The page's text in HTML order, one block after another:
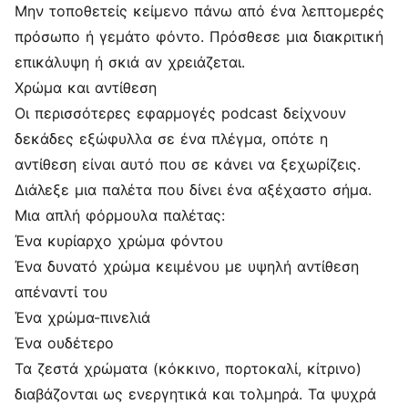
Μην τοποθετείς κείμενο πάνω από ένα λεπτομερές
πρόσωπο ή γεμάτο φόντο. Πρόσθεσε μια διακριτική
επικάλυψη ή σκιά αν χρειάζεται.
Χρώμα και αντίθεση
Οι περισσότερες εφαρμογές podcast δείχνουν
δεκάδες εξώφυλλα σε ένα πλέγμα, οπότε η
αντίθεση είναι αυτό που σε κάνει να ξεχωρίζεις.
Διάλεξε μια παλέτα που δίνει ένα αξέχαστο σήμα.
Μια απλή φόρμουλα παλέτας:
Ένα κυρίαρχο χρώμα φόντου
Ένα δυνατό χρώμα κειμένου με υψηλή αντίθεση
απέναντί του
Ένα χρώμα-πινελιά
Ένα ουδέτερο
Τα ζεστά χρώματα (κόκκινο, πορτοκαλί, κίτρινο)
διαβάζονται ως ενεργητικά και τολμηρά. Τα ψυχρά